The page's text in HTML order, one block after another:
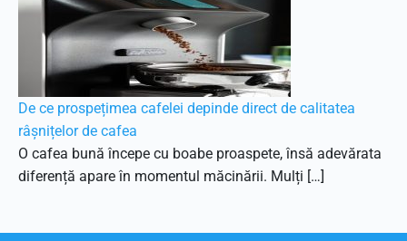
De ce prospețimea cafelei depinde direct de calitatea
râșnițelor de cafea
O cafea bună începe cu boabe proaspete, însă adevărata
diferență apare în momentul măcinării. Mulți […]